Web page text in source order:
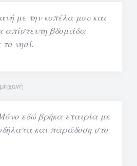
με την κοπέλα μου και
απίστευτη βδομάδα
νησί.
εδώ βρήκα εταιρία με
και παράδοση στο